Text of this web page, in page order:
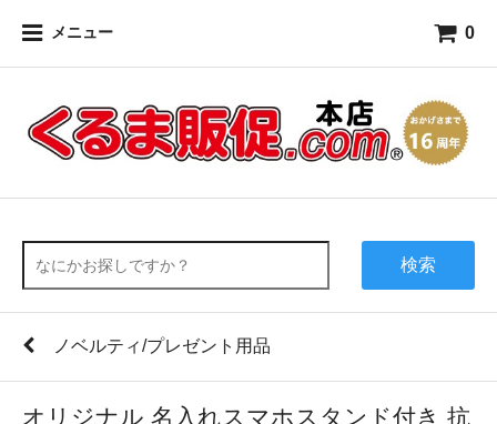
メニュー 0
検索
ノベルティ/プレゼント用品
オリジナル 名入れスマホスタンド付き 抗